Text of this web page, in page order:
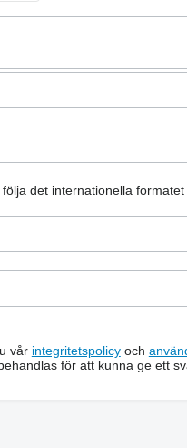
det internationella formatet
vår integritetspolicyoch
för att kunna ge ett